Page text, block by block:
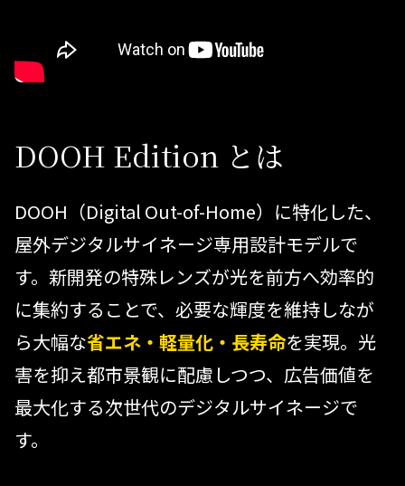
DOOH Edition とは
DOOH（Digital Out-of-Home）に特化した、
屋外デジタルサイネージ専用設計モデルで
す。新開発の特殊レンズが光を前方へ効率的
に集約することで、必要な輝度を維持しなが
ら大幅な省エネ・軽量化・長寿命を実現。光
害を抑え都市景観に配慮しつつ、広告価値を
最大化する次世代のデジタルサイネージで
す。